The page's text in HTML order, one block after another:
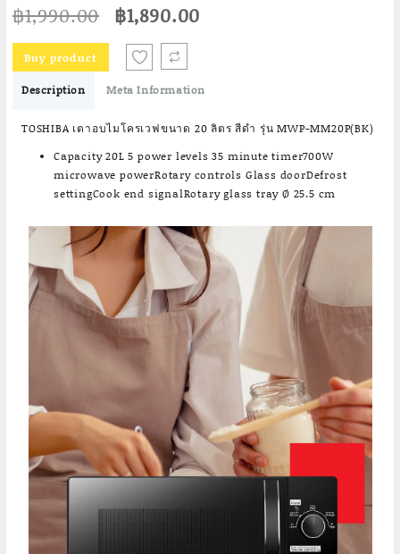
฿1,990.00 Original
price
was:
฿1,990.00.
฿1,890.00
Buy product
Description Meta Information
TOSHIBA เตาอบไมโครเวฟขนาด 20 ลิตร สีดำ รุ่น MWP-MM20P(BK)
Capacity 20L 5 power levels 35 minute timer700W
microwave powerRotary controls Glass doorDefrost
settingCook end signalRotary glass tray Ø 25.5 cm